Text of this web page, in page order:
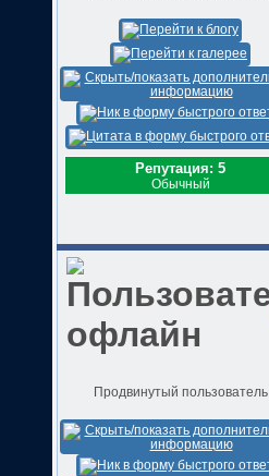
Репутация: 5
Обычный
Продвинутый пользователь